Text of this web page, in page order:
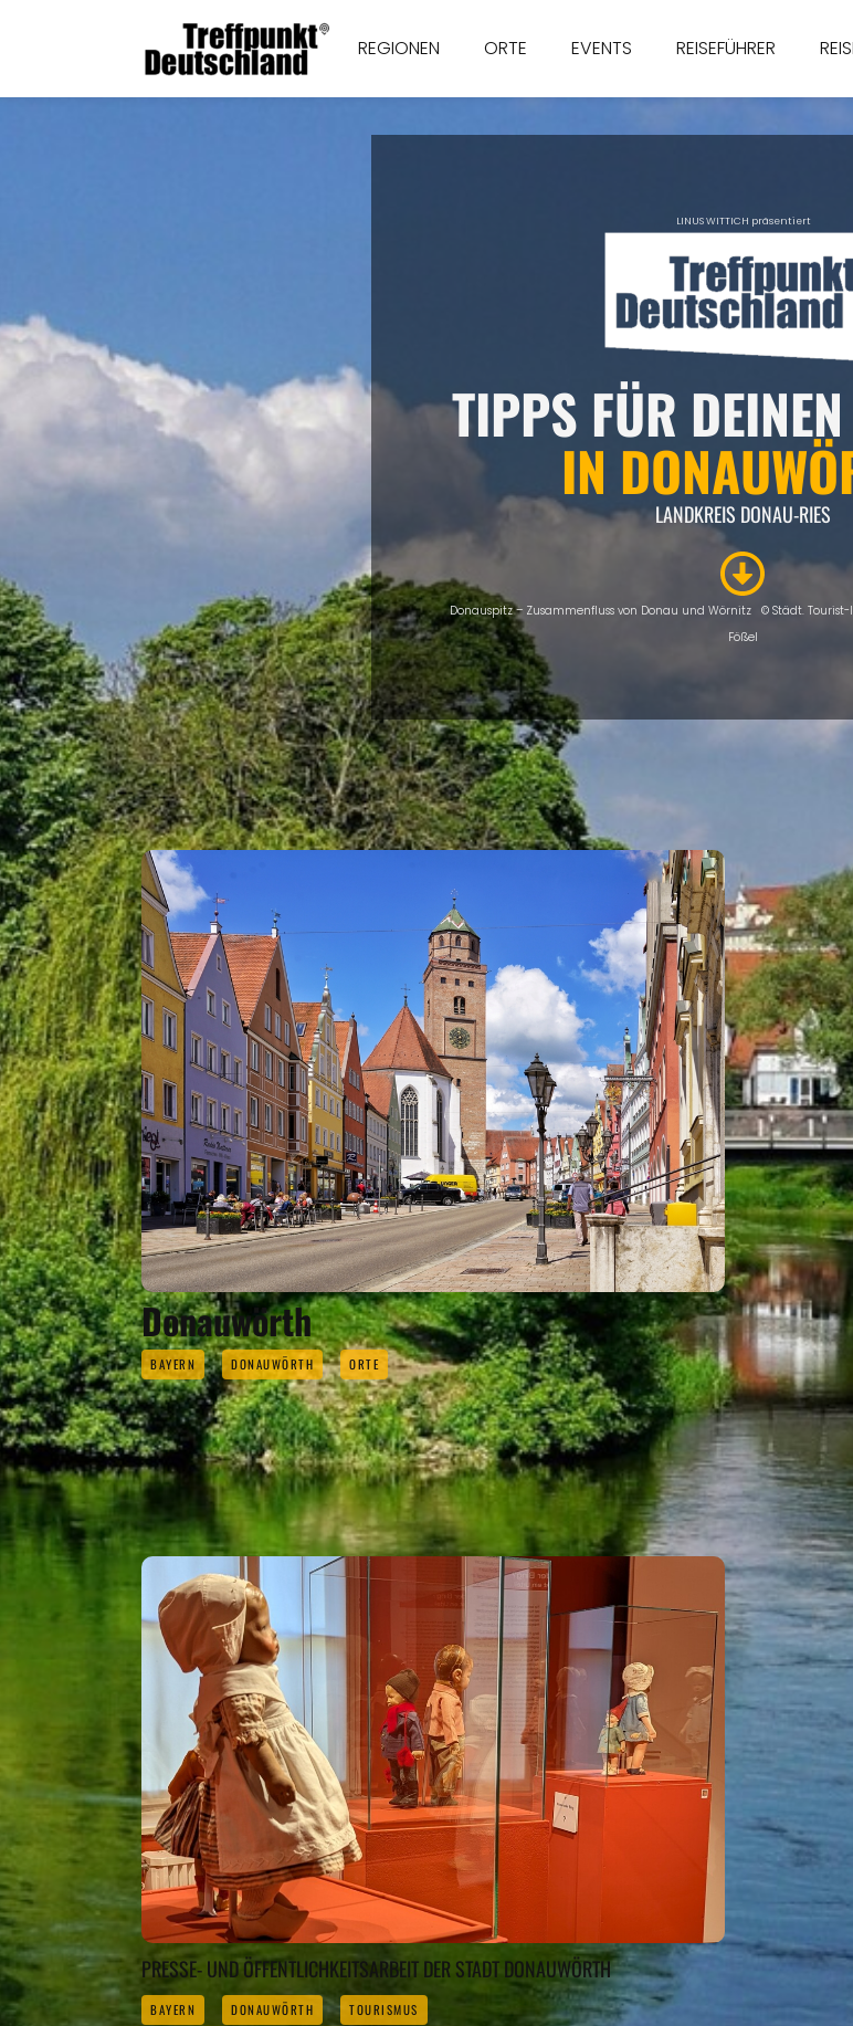
REGIONEN ORTE EVENTS REISEFÜHRER
LINUS WITTICH präsentiert
TIPPS FÜR
IN
LANDKREIS DONAU-RIES
Donauspitz – Zusammenfluss von Donau und Wörnitz © Städt.
Fößel
INTRO
Donauwörth
BAYERN DONAUWÖRTH ORTE
GUT ZU
Eigenen Eintrag kostenlos
PRESSE- UND ÖFFENTLICHKEITSARBEIT DER STADT DONAUWÖRTH
BAYERN DONAUWÖRTH TOURISMUS